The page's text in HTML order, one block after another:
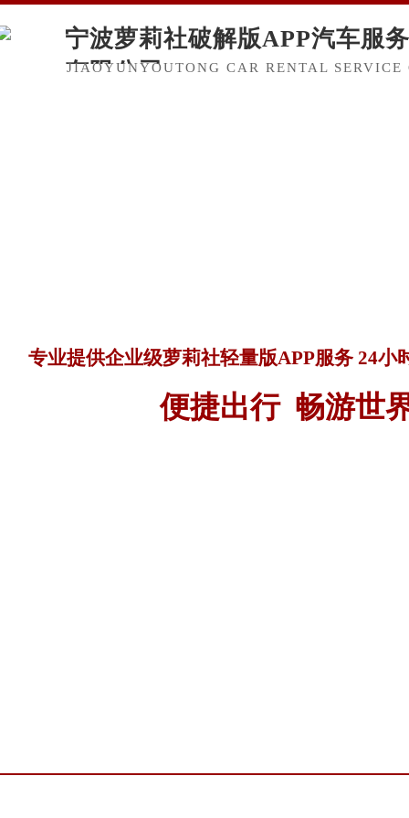
JIAOYUNYOUTONG CAR RENTAL SERVICE
宁波萝莉社破解版APP汽车服务
有限公司
专业提供企业级萝莉社轻量版APP服务 24小
便捷出行 畅游世